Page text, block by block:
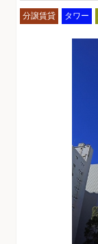
分譲賃貸 タワー